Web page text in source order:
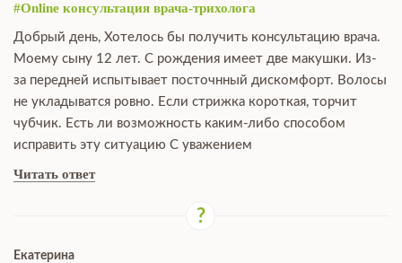
#Online консультация врача-трихолога
Добрый день, Хотелось бы получить консультацию врача.
Моему сыну 12 лет. С рождения имеет две макушки. Из-
за передней испытывает посточнный дискомфорт. Волосы
не укладыватся ровно. Если стрижка короткая, торчит
чубчик. Есть ли возможность каким-либо способом
исправить эту ситуацию С уважением
Читать ответ
Екатерина